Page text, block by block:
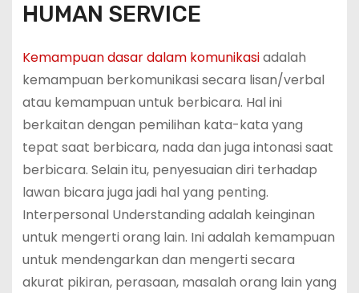
HUMAN SERVICE
Kemampuan dasar dalam komunikasiadalah
kemampuan berkomunikasi secara lisan/verbal
atau kemampuan untuk berbicara. Hal ini
berkaitan dengan pemilihan kata-kata yang
tepat saat berbicara, nada dan juga intonasi saat
berbicara. Selain itu, penyesuaian diri terhadap
lawan bicara juga jadi hal yang penting.
Interpersonal Understanding adalah keinginan
untuk mengerti orang lain. Ini adalah kemampuan
untuk mendengarkan dan mengerti secara
akurat pikiran, perasaan, masalah orang lain yang